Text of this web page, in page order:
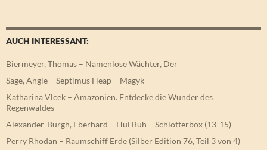
AUCH INTERESSANT:
Biermeyer, Thomas – Namenlose Wächter, Der
Sage, Angie – Septimus Heap – Magyk
Katharina Vlcek – Amazonien. Entdecke die Wunder des
Regenwaldes
Alexander-Burgh, Eberhard – Hui Buh – Schlotterbox (13-15)
Perry Rhodan – Raumschiff Erde (Silber Edition 76, Teil 3 von 4)